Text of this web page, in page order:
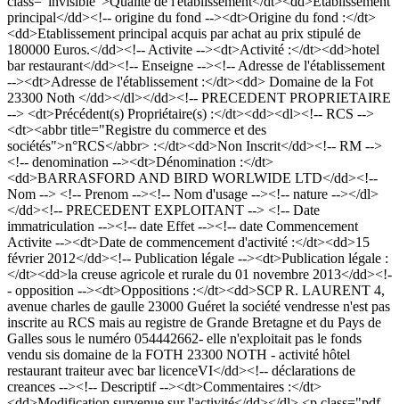
principal</dd><!-- origine du fond --><dt>Origine du fond :</dt>
<dd>Etablissement principal acquis par achat au prix stipulé de
180000 Euros.</dd><!-- Activite --><dt>Activité :</dt><dd>hotel
bar restaurant</dd><!-- Enseigne --><!-- Adresse de l'établissement
--><dt>Adresse de l'établissement :</dt><dd> Domaine de la Fot
23300 Noth </dd></dl></dd><!-- PRECEDENT PROPRIETAIRE
--> <dt>Précédent(s) Propriétaire(s) :</dt><dd><dl><!-- RCS -->
<dt><abbr title="Registre du commerce et des
sociétés">n°RCS</abbr> :</dt><dd>Non Inscrit</dd><!-- RM -->
<!-- denomination --><dt>Dénomination :</dt>
<dd>BARRASFORD AND BIRD WORLWIDE LTD</dd><!--
Nom --> <!-- Prenom --><!-- Nom d'usage --><!-- nature --></dl>
</dd><!-- PRECEDENT EXPLOITANT --> <!-- Date
immatriculation --><!-- date Effet --><!-- date Commencement
Activite --><dt>Date de commencement d'activité :</dt><dd>15
février 2012</dd><!-- Publication légale --><dt>Publication légale :
</dt><dd>la creuse agricole et rurale du 01 novembre 2013</dd><!-
- opposition --><dt>Oppositions :</dt><dd>SCP R. LAURENT 4,
avenue charles de gaulle 23000 Guéret la société vendresse n'est pas
inscrite au RCS mais au registre de Grande Bretagne et du Pays de
Galles sous le numéro 054442662- elle n'exploitait pas le fonds
vendu sis domaine de la FOTH 23300 NOTH - activité hôtel
restaurant traiteur avec bar licenceVI</dd><!-- déclarations de
creances --><!-- Descriptif --><dt>Commentaires :</dt>